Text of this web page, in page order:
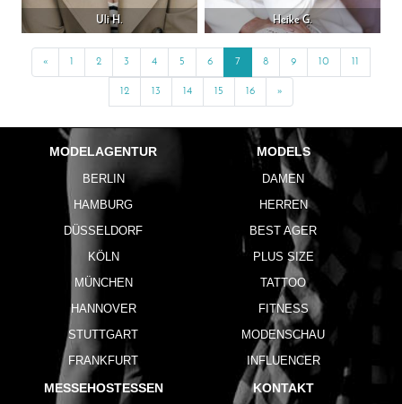
Uli H. Heike G.
« 2 3 4 5 6 7 8 9 10
12 13 14 15 16 »Next
MODELAGENTUR
BERLIN
HAMBURG
DÜSSELDORF
KÖLN
MÜNCHEN
HANNOVER
STUTTGART
FRANKFURT
MODELS
DAMEN
HERREN
BEST AGER
PLUS SIZE
TATTOO
FITNESS
MODENSCHAU
INFLUENCER
MESSEHOSTESSEN KONTAKT